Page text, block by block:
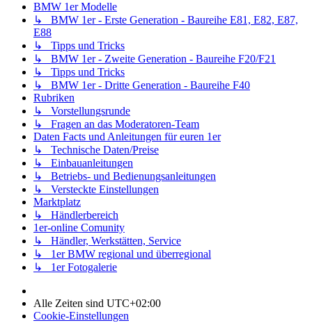
BMW 1er Modelle
↳ BMW 1er - Erste Generation - Baureihe E81, E82, E87,
E88
↳ Tipps und Tricks
↳ BMW 1er - Zweite Generation - Baureihe F20/F21
↳ Tipps und Tricks
↳ BMW 1er - Dritte Generation - Baureihe F40
Rubriken
↳ Vorstellungsrunde
↳ Fragen an das Moderatoren-Team
Daten Facts und Anleitungen für euren 1er
↳ Technische Daten/Preise
↳ Einbauanleitungen
↳ Betriebs- und Bedienungsanleitungen
↳ Versteckte Einstellungen
Marktplatz
↳ Händlerbereich
1er-online Comunity
↳ Händler, Werkstätten, Service
↳ 1er BMW regional und überregional
↳ 1er Fotogalerie
Alle Zeiten sind UTC+02:00
Cookie-Einstellungen